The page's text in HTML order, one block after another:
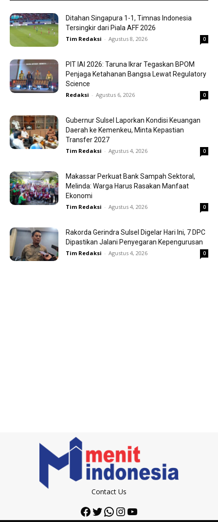
Ditahan Singapura 1-1, Timnas Indonesia
Tersingkir dari Piala AFF 2026
Tim Redaksi - Agustus 8, 2026 0
PIT IAI 2026: Taruna Ikrar Tegaskan BPOM
Penjaga Ketahanan Bangsa Lewat Regulatory
Science
Redaksi - Agustus 6, 2026 0
Gubernur Sulsel Laporkan Kondisi Keuangan
Daerah ke Kemenkeu, Minta Kepastian
Transfer 2027
Tim Redaksi - Agustus 4, 2026 0
Makassar Perkuat Bank Sampah Sektoral,
Melinda: Warga Harus Rasakan Manfaat
Ekonomi
Tim Redaksi - Agustus 4, 2026 0
Rakorda Gerindra Sulsel Digelar Hari Ini, 7 DPC
Dipastikan Jalani Penyegaran Kepengurusan
Tim Redaksi - Agustus 4, 2026 0
Contact Us
Facebook
Twitter
WhatsApp
Instagram
YouTube